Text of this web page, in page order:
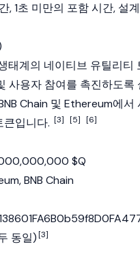
, 1초 미만의 포함 시간, 설
태계의 네이티브 유틸리티
사용자 참여를 촉진하도록
Chain 및 Ethereum에서
큰입니다. [3] [5] [6]
$Q
,BNB Chain
동일)[3]